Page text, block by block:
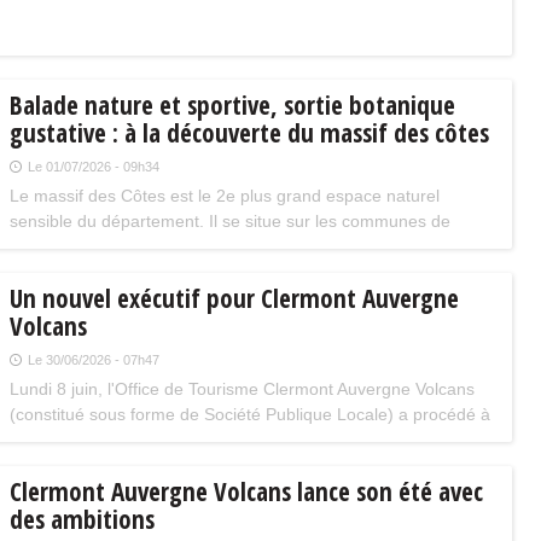
Balade nature et sportive, sortie botanique
gustative : à la découverte du massif des côtes
Le 01/07/2026 - 09h34
Le massif des Côtes est le 2e plus grand espace naturel
sensible du département. Il se situe sur les communes de
Un nouvel exécutif pour Clermont Auvergne
Volcans
Le 30/06/2026 - 07h47
Lundi 8 juin, l'Office de Tourisme Clermont Auvergne Volcans
(constitué sous forme de Société Publique Locale) a procédé à
Clermont Auvergne Volcans lance son été avec
des ambitions